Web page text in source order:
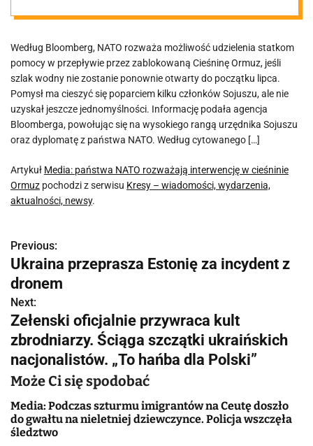
cieśninie
Ormuz
Według Bloomberg, NATO rozważa możliwość udzielenia statkom
pomocy w przepływie przez zablokowaną Cieśninę Ormuz, jeśli
szlak wodny nie zostanie ponownie otwarty do początku lipca.
Pomysł ma cieszyć się poparciem kilku członków Sojuszu, ale nie
uzyskał jeszcze jednomyślności. Informację podała agencja
Bloomberga, powołując się na wysokiego rangą urzędnika Sojuszu
oraz dyplomatę z państwa NATO. Według cytowanego […]
Artykuł Media: państwa NATO rozważają interwencję w cieśninie
Ormuz pochodzi z serwisu Kresy – wiadomości, wydarzenia,
aktualności, newsy.
N
a
w
i
g
a
c
j
Previous:
Ukraina przeprasza Estonię za incydent z
dronem
Next:
Zełenski oficjalnie przywraca kult
zbrodniarzy. Ściąga szczątki ukraińskich
nacjonalistów. „To hańba dla Polski”
Może Ci się spodobać
Media: Podczas szturmu imigrantów na Ceutę doszło
do gwałtu na nieletniej dziewczynce. Policja wszczęła
śledztwo